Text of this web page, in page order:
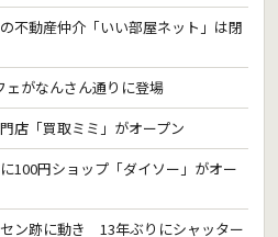
不動産仲介「いい部屋ネット」は閉
がなんさん通りに登場
店「買取ミミ」がオープン
100円ショップ「ダイソー」がオー
ン跡に動き 13年ぶりにシャッター